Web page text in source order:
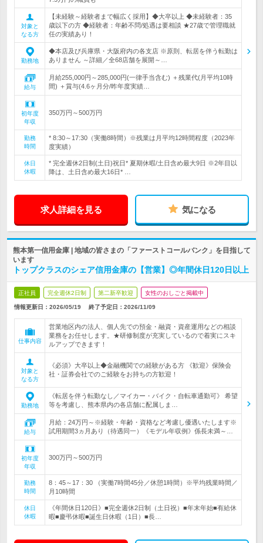
対象と
なる方
【未経験～経験者まで幅広く採用】◆大卒以上 ◆未経験者：35
歳以下の方 ◆経験者：年齢不問/処遇は要相談 ★27歳で管理職就
任の実績あり！
勤務地
◆本店及び兵庫県・大阪府内の各支店 ※原則、転居を伴う転勤は
ありません ～詳細／全68店舗を展開～…
給与
月給255,000円～285,000円(一律手当含む) ＋残業代(月平均10時
間) ＋賞与(4.6ヶ月分/昨年度実績…
初年度
年収
350万円～500万円
勤務
時間
* 8:30～17:30（実働8時間）※残業は月平均12時間程度（2023年
度実績）
休日
休暇
* 完全週休2日制(土日)祝日* 夏期休暇/土日含め最大9日 ※2年目以
降は、土日含め最大16日* …
求人詳細を見る 気になる
熊本第一信用金庫 | 地域の皆さまの「ファーストコールバンク」を目指して
います
トップクラスのシェア信用金庫の【営業】◎年間休日120日以上
正社員 完全週休2日制 第二新卒歓迎 女性のおしごと掲載中
情報更新日：2026/05/19 終了予定日： 2026/11/09
仕事内容
営業地区内の法人、個人先での預金・融資・資産運用などの相談
業務をお任せします。★研修制度が充実しているので着実にスキ
ルアップできます！
対象と
なる方
《必須》大卒以上◆金融機関での経験がある方 《歓迎》保険会
社・証券会社でのご経験をお持ちの方歓迎！
勤務地
《転居を伴う転勤なし／マイカー・バイク・自転車通勤可》 希望
等を考慮し、熊本県内の各店舗に配属しま…
給与
月給：24万円～※経験・年齢・資格など考慮し優遇いたします※
試用期間3ヵ月あり（待遇同一）《モデル年収例》係長未満～…
初年度
年収
300万円～500万円
勤務
時間
8：45～17：30 （実働7時間45分／休憩1時間）※平均残業時間／
月10時間
休日
休暇
《年間休日120日》■完全週休2日制（土日祝）■年末年始■有給休
暇■慶弔休暇■誕生日休暇（1日）■長…